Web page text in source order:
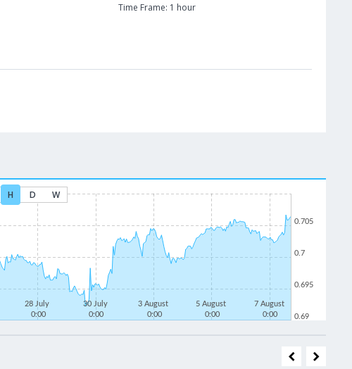
Time Frame: 1 hour
H D W
28 July
0:00
30 July
0:00
3 August
0:00
5 August
0:00
7 August
0:00
0.69
0.695
0.7
0.705